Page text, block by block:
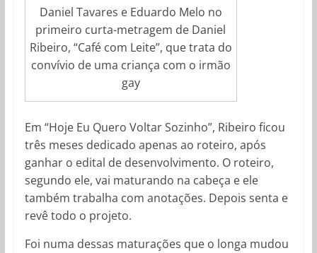
Daniel Tavares e Eduardo Melo no
primeiro curta-metragem de Daniel
Ribeiro, “Café com Leite”, que trata do
convívio de uma criança com o irmão
gay
Em “Hoje Eu Quero Voltar Sozinho”, Ribeiro ficou
três meses dedicado apenas ao roteiro, após
ganhar o edital de desenvolvimento. O roteiro,
segundo ele, vai maturando na cabeça e ele
também trabalha com anotações. Depois senta e
revê todo o projeto.
Foi numa dessas maturações que o longa mudou